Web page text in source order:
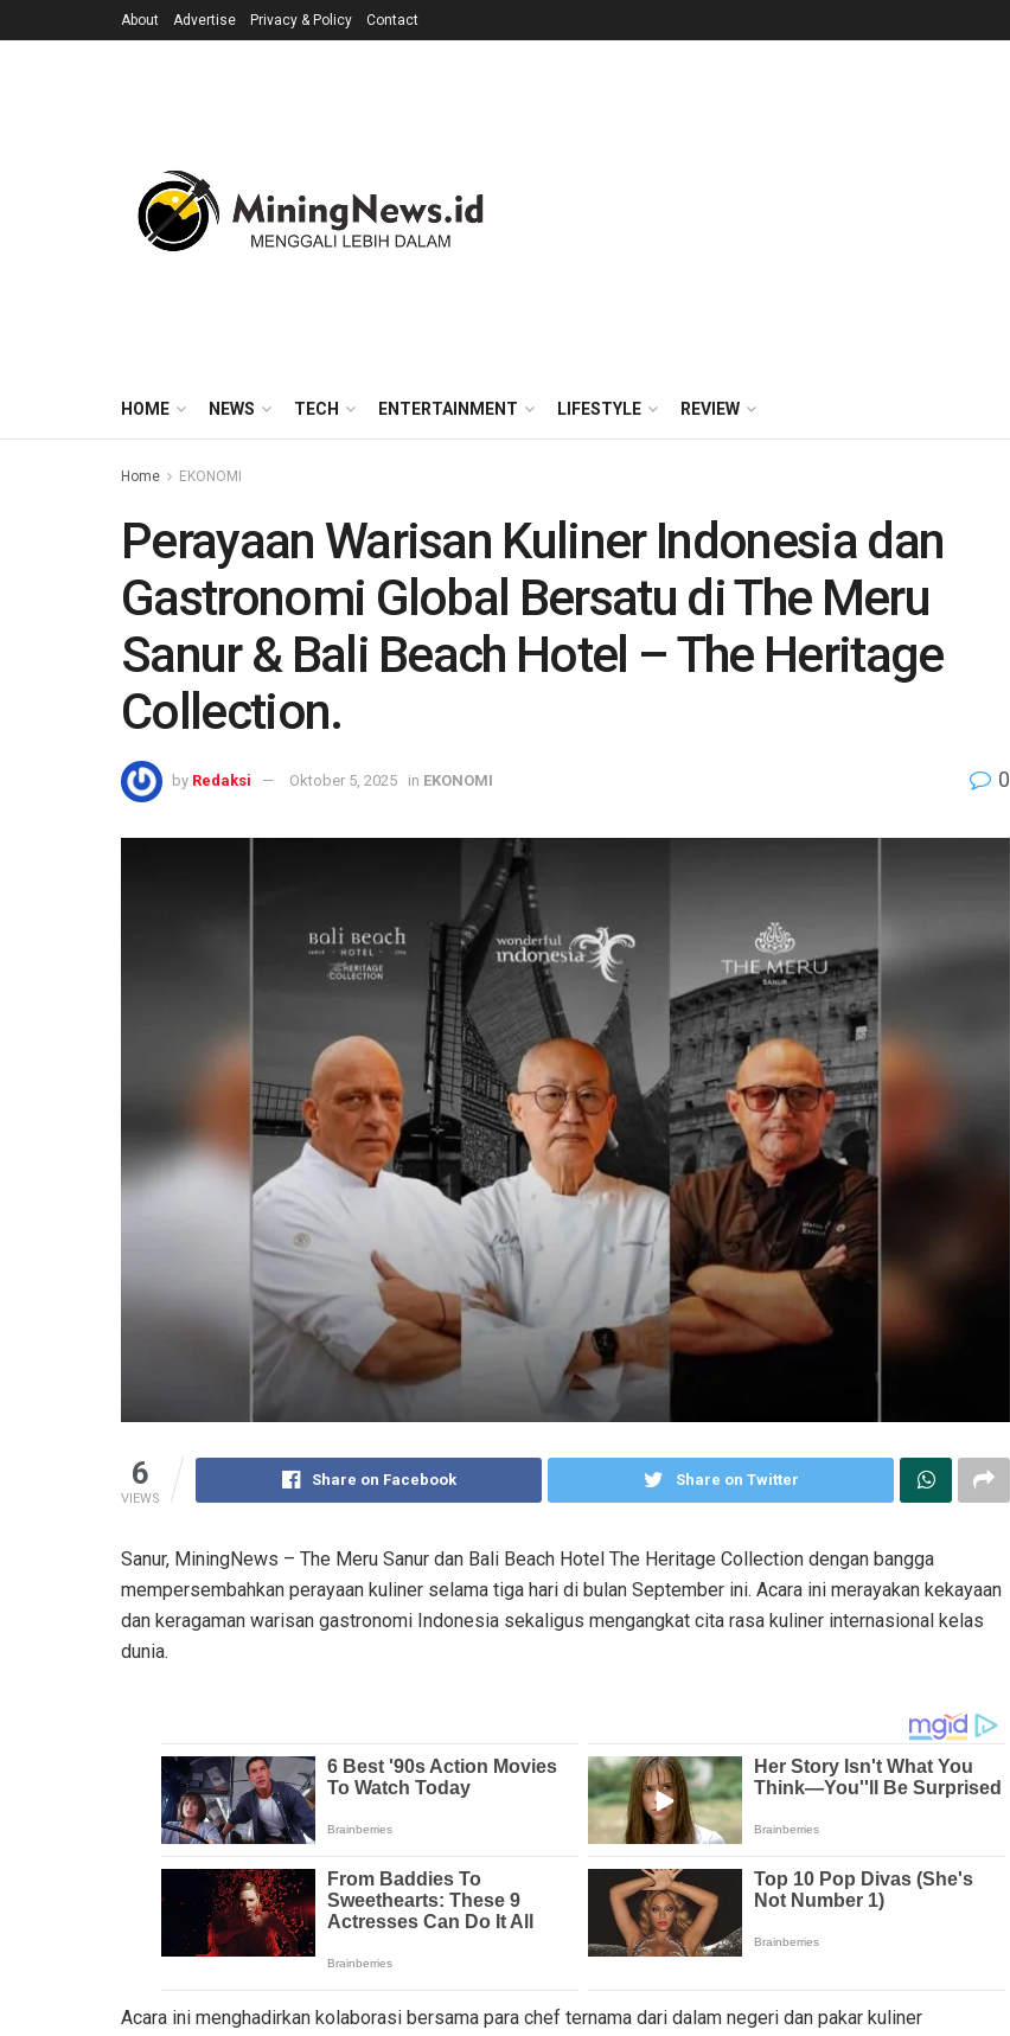
About Advertise Privacy & Policy Contact
HOME NEWS TECH ENTERTAINMENT LIFESTYLE REVIEW
Home EKONOMI
Perayaan Warisan Kuliner Indonesia dan
Gastronomi Global Bersatu di The Meru
Sanur & Bali Beach Hotel – The Heritage
Collection.
by Redaksi Oktober 5, 2025 in EKONOMI 0
6
VIEWS
Share on Facebook Share on Twitter
Sanur, MiningNews – The Meru Sanur dan Bali Beach Hotel The Heritage Collection dengan bangga
mempersembahkan perayaan kuliner selama tiga hari di bulan September ini. Acara ini merayakan kekayaan
dan keragaman warisan gastronomi Indonesia sekaligus mengangkat cita rasa kuliner internasional kelas
dunia.
Acara ini menghadirkan kolaborasi bersama para chef ternama dari dalam negeri dan pakar kuliner